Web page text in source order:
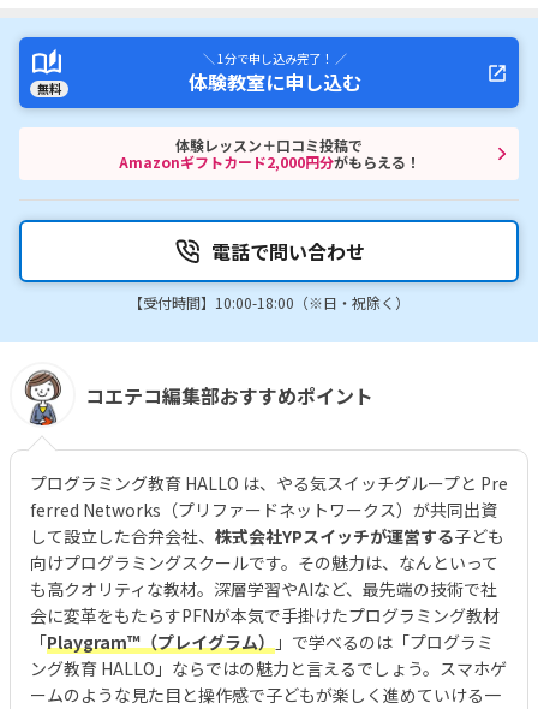
無料
＼ 1分で申し込み完了！ ／
体験教室に申し込む
体験レッスン＋口コミ投稿で
Amazonギフトカード2,000円分がもらえる！
電話で問い合わせ
【受付時間】10:00-18:00（※日・祝除く）
コエテコ編集部おすすめポイント
プログラミング教育 HALLO は、やる気スイッチグループと Pre
ferred Networks（プリファードネットワークス）が共同出資
して設立した合弁会社、 株式会社YPスイッチが運営する子ども
向けプログラミングスクールです。その魅力は、なんといって
も高クオリティな教材。深層学習やAIなど、最先端の技術で社
会に変革をもたらすPFNが本気で手掛けたプログラミング教材
「Playgram™（プレイグラム） 」で学べるのは「プログラミ
ング教育 HALLO」ならではの魅力と言えるでしょう。スマホゲ
ームのような見た目と操作感で子どもが楽しく進めていける一